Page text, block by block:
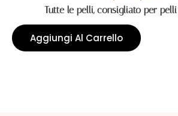
Tutte le pelli, consigliato per
Aggiungi Al Carrello